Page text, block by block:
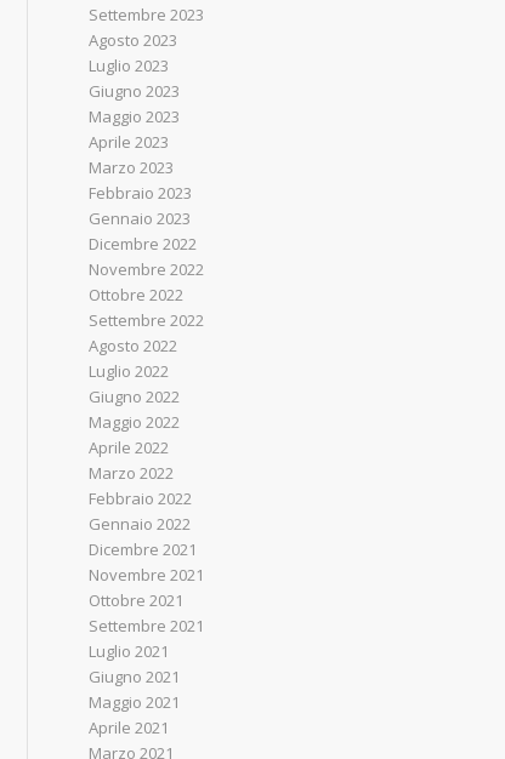
Settembre 2023
Agosto 2023
Luglio 2023
Giugno 2023
Maggio 2023
Aprile 2023
Marzo 2023
Febbraio 2023
Gennaio 2023
Dicembre 2022
Novembre 2022
Ottobre 2022
Settembre 2022
Agosto 2022
Luglio 2022
Giugno 2022
Maggio 2022
Aprile 2022
Marzo 2022
Febbraio 2022
Gennaio 2022
Dicembre 2021
Novembre 2021
Ottobre 2021
Settembre 2021
Luglio 2021
Giugno 2021
Maggio 2021
Aprile 2021
Marzo 2021